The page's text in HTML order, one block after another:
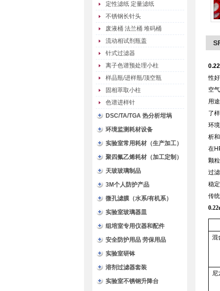
定性滤纸 定量滤纸
不锈钢长针头
废液桶 法兰桶 堆码桶
流动相试剂瓶盖
针式过滤器
离子色谱预处理小柱
样品瓶/进样瓶/顶空瓶
固相萃取小柱
色谱进样针
DSC/TA/TGA 热分析坩埚
环境监测耗材设备
实验室常用耗材（生产加工）
聚四氟乙烯耗材（加工定制）
天玻玻璃制品
3M个人防护产品
微孔滤膜（水系/有机系）
实验室玻璃器皿
组培室专用仪器和配件
安全防护用品 劳保用品
实验室研钵
溶剂过滤器套装
实验室不锈钢升降台
性
空
用
了
环
析
在
颗
过
稳
传
混
尼